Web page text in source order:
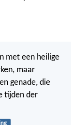
met een heilige
maar
genade, die
tijden der